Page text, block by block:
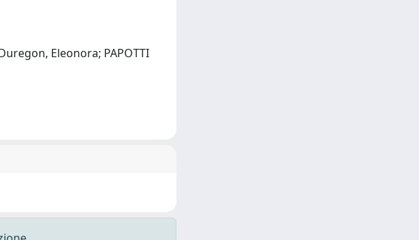
Eleonora; PAPOTTI